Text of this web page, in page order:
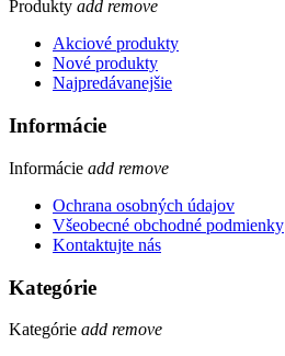
Produkty add remove
Akciové produkty
Nové produkty
Najpredávanejšie
Informácie
Informácie add remove
Ochrana osobných údajov
Všeobecné obchodné podmienky
Kontaktujte nás
Kategórie
Kategórie add remove